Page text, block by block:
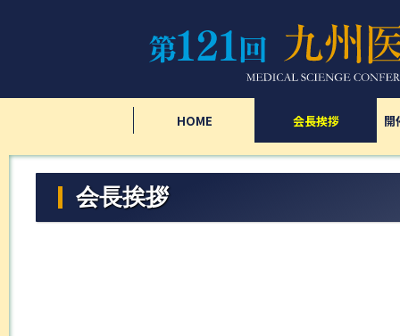
HOME 会長挨拶 開
会長挨拶